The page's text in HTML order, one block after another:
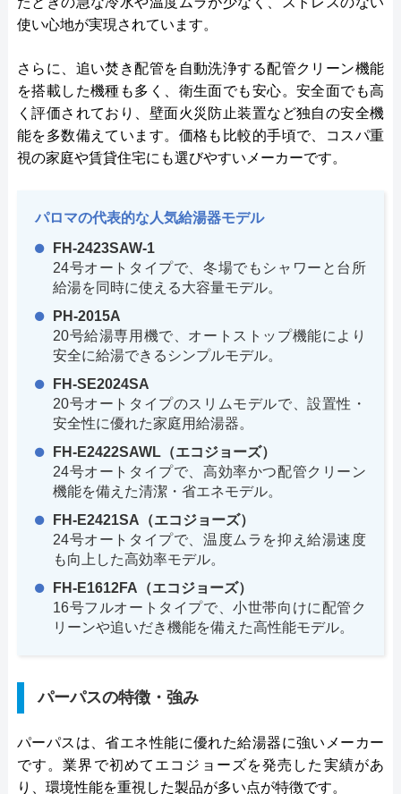
使い心地が実現されています。
さらに、追い焚き配管を自動洗浄する配管クリーン機能
を搭載した機種も多く、衛生面でも安心。安全面でも高
く評価されており、壁面火災防止装置など独自の安全機
能を多数備えています。価格も比較的手頃で、コスパ重
視の家庭や賃貸住宅にも選びやすいメーカーです。
パロマの代表的な人気給湯器モデル
FH-2423SAW-1
24号オートタイプで、冬場でもシャワーと台所
給湯を同時に使える大容量モデル。
PH-2015A
20号給湯専用機で、オートストップ機能により
安全に給湯できるシンプルモデル。
FH-SE2024SA
20号オートタイプのスリムモデルで、設置性・
安全性に優れた家庭用給湯器。
FH-E2422SAWL（エコジョーズ）
24号オートタイプで、高効率かつ配管クリーン
機能を備えた清潔・省エネモデル。
FH-E2421SA（エコジョーズ）
24号オートタイプで、温度ムラを抑え給湯速度
も向上した高効率モデル。
FH-E1612FA（エコジョーズ）
16号フルオートタイプで、小世帯向けに配管ク
リーンや追いだき機能を備えた高性能モデル。
パーパスの特徴・強み
パーパスは、省エネ性能に優れた給湯器に強いメーカー
です。業界で初めてエコジョーズを発売した実績があ
り、環境性能を重視した製品が多い点が特徴です。